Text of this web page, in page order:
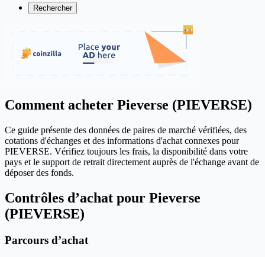
Rechercher
Comment acheter Pieverse (PIEVERSE)
Ce guide présente des données de paires de marché vérifiées, des
cotations d'échanges et des informations d'achat connexes pour
PIEVERSE. Vérifiez toujours les frais, la disponibilité dans votre
pays et le support de retrait directement auprès de l'échange avant de
déposer des fonds.
Contrôles d’achat pour Pieverse
(PIEVERSE)
Parcours d’achat